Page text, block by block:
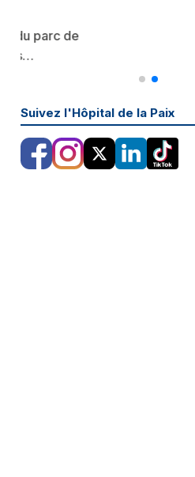
de
Suivez l'Hôpital de la Paix